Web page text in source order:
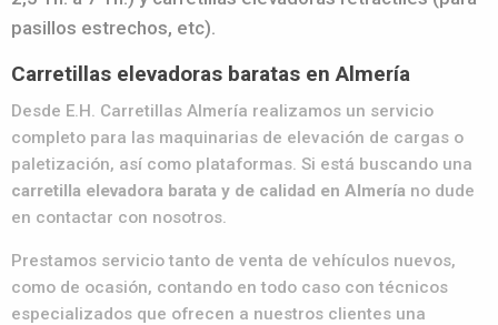
pasillos estrechos, etc).
Carretillas elevadoras baratas en Almería
Desde E.H. Carretillas Almería realizamos un servicio
completo para las maquinarias de elevación de cargas o
paletización, así como plataformas. Si está buscando una
carretilla elevadora barata y de calidad en Almeríano dude
en contactar con nosotros.
Prestamos servicio tanto de venta de vehículos nuevos,
como de ocasión, contando en todo caso con técnicos
especializados que ofrecen a nuestros clientes una